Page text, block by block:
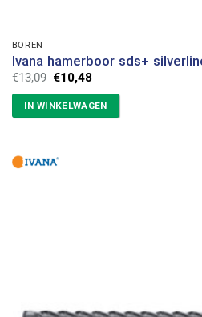
BOREN
Ivana hamerboor sds+
€13,09 Oorspronkelijke
prijs
was:
€13,09.
€10,48Huidige
is:
€10,48.
IN WINKELWAGEN